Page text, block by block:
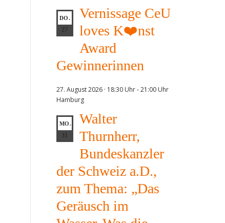
DO.
27
Vernissage CeU
loves K❤️nst
Award
Gewinnerinnen
27. August 2026 · 18:30 Uhr-21:00 Uhr
Hamburg
MO.
Walter
Thurnherr,
Bundeskanzler
der Schweiz a.D.,
zum Thema: „Das
Geräusch im